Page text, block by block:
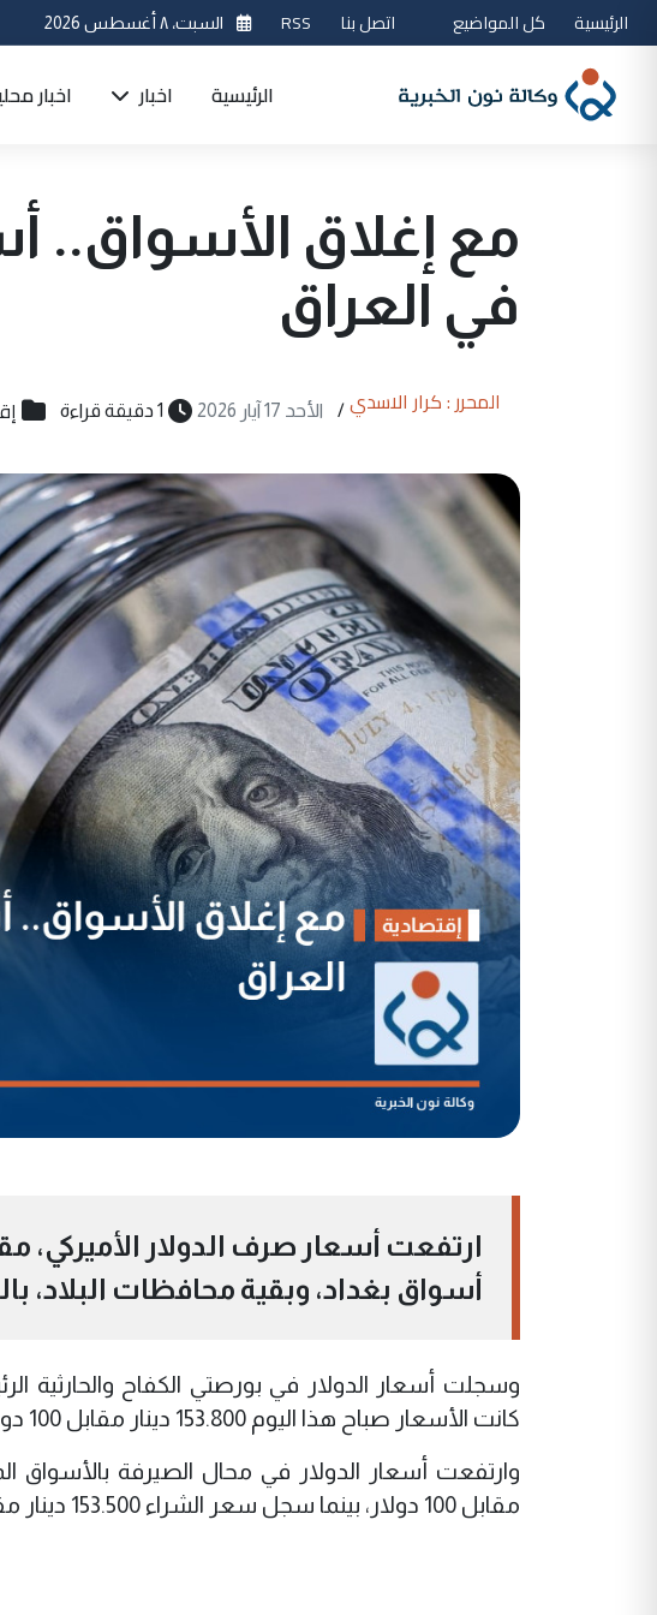
الرئيسية كل المواضيع اتصل بنا RSS السبت، ٨ أغسطس 2026
الرئيسية اخبار اخبار
مع إغلاق الأسواق..
في العراق
المحرر : كرار الاسدي / الأحد 17 آيار 2026 1 دقيقة قراءة
ارتفعت أسعار صرف الدولار الأميركي،
أسواق بغداد، وبقية محافظات البلاد،
كانت الأسعار صباح هذا اليوم 153.800 دينار مقابل 100 دولار.
مقابل 100 دولار، بينما سجل سعر الشراء 153.500 دينار مقابل 100 دولار.